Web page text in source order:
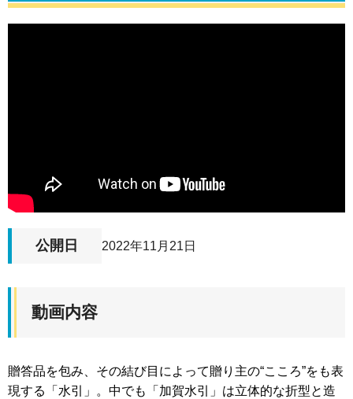
公開日 2022年11月21日
動画内容
贈答品を包み、その結び目によって贈り主の“こころ”をも表
現する「水引」。中でも「加賀水引」は立体的な折型と造